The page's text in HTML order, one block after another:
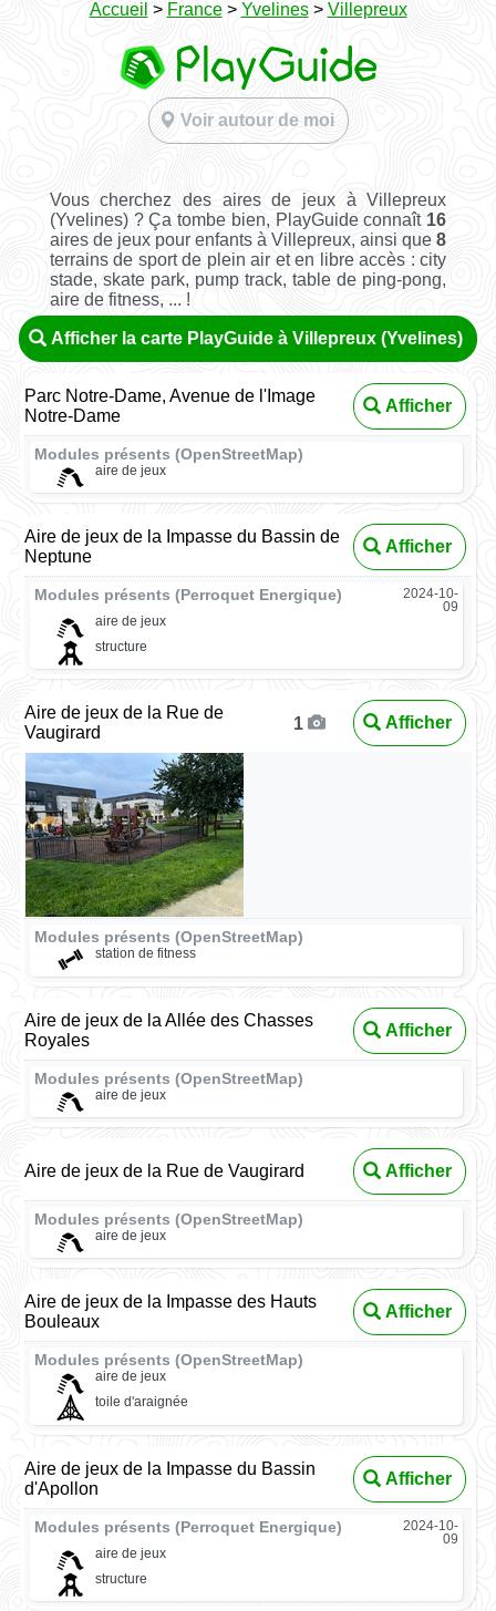
Accueil > France> Yvelines> Villepreux
Voir autour de moi
Vous cherchez des aires de jeux à Villepreux
(Yvelines) ? Ça tombe bien, PlayGuide connaît 16
aires de jeux pour enfants à Villepreux, ainsi que8
terrains de sport de plein air et en libre accès : city
stade, skate park, pump track, table de ping-pong,
aire de fitness, ... !
Afficher la carte PlayGuide à Villepreux (Yvelines)
Parc Notre-Dame, Avenue de l'Image
Notre-Dame
Afficher
Modules présents (OpenStreetMap)
aire de jeux
Aire de jeux de la Impasse du Bassin de
Neptune
Afficher
Modules présents (Perroquet Energique)
2024-10-
09
aire de jeux
structure
Aire de jeux de la Rue de
Vaugirard
1 Afficher
Modules présents (OpenStreetMap)
station de fitness
Aire de jeux de la Allée des Chasses
Royales
Afficher
Modules présents (OpenStreetMap)
aire de jeux
Aire de jeux de la Rue de Vaugirard Afficher
Modules présents (OpenStreetMap)
aire de jeux
Aire de jeux de la Impasse des Hauts
Bouleaux
Afficher
Modules présents (OpenStreetMap)
aire de jeux
toile d'araignée
Aire de jeux de la Impasse du Bassin
d'Apollon
Afficher
Modules présents (Perroquet Energique)
2024-10-
09
aire de jeux
structure